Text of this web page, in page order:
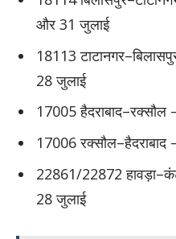
और 31 जुलाई
18113
28 जुलाई
17005
17006
22861/22872
28 जुलाई